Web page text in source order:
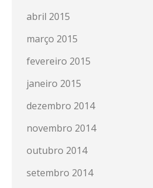
abril 2015
março 2015
fevereiro 2015
janeiro 2015
dezembro 2014
novembro 2014
outubro 2014
setembro 2014